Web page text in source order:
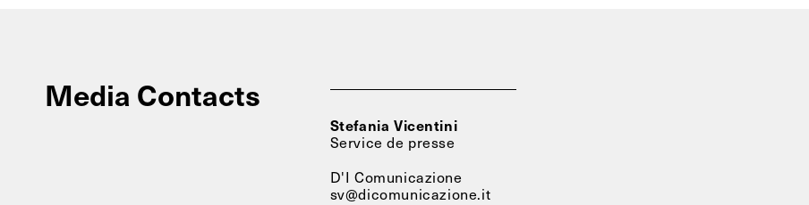
Media Contacts
Stefania Vicentini
Service de presse
D'I Comunicazione
sv@dicomunicazione.it